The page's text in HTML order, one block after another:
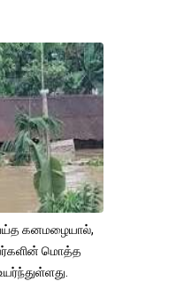
கனமழையால்,
மொத்த